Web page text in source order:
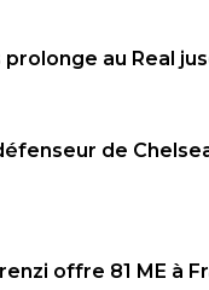
au Real
de
offre 81 ME à